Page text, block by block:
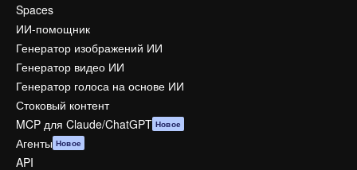
Spaces
ИИ-помощник
Генератор изображений ИИ
Генератор видео ИИ
Генератор голоса на основе ИИ
Стоковый контент
MCP для Claude/ChatGPT Новое
Агенты Новое
API